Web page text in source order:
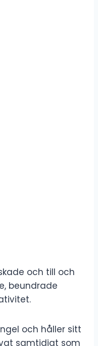
och till och
beundrade
och håller sitt
samtidigt som